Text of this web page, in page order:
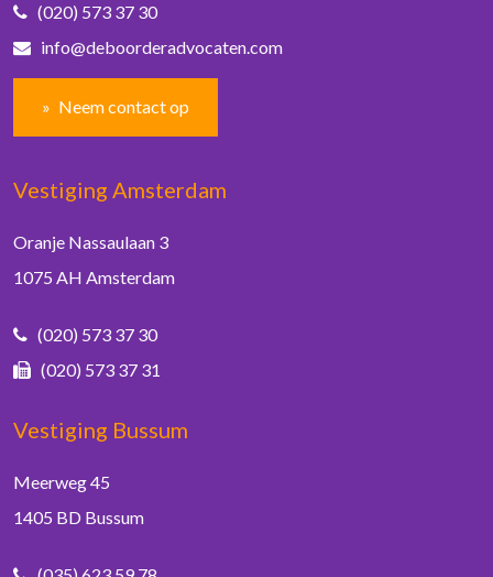
(020) 573 37 30
info@deboorderadvocaten.com
Neem contact op
Vestiging Amsterdam
Oranje Nassaulaan 3
1075 AH Amsterdam
(020) 573 37 30
(020) 573 37 31
Vestiging Bussum
Meerweg 45
1405 BD Bussum